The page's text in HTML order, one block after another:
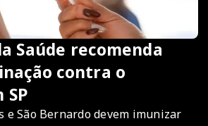
Saúde recomenda
contra o
SP
e São Bernardo devem imunizar